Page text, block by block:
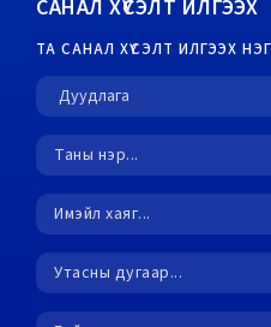
САНАЛ ХҮСЭЛТ ИЛГЭЭХ
ТА САНАЛ ХҮСЭЛТ ИЛГЭЭХ